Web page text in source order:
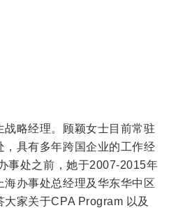
略经理。顾颖女士目前常驻
具有多年跨国企业的工作经
事处之前，她于2007-2015年
办事处总经理及华东华中区
家关于CPA Program 以及